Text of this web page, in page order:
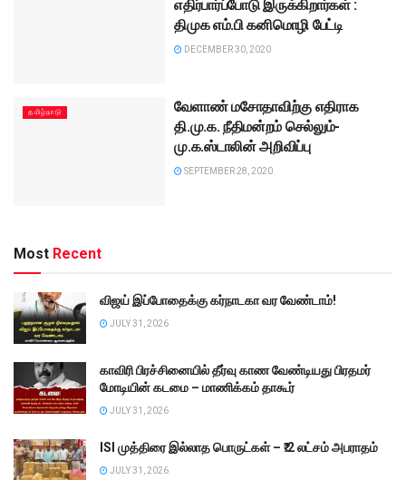
எதிர்பார்ப்போடு இருக்கிறார்கள் :
திமுக எம்.பி கனிமொழி பேட்டி
DECEMBER 30, 2020
தமிழ்நாடு
வேளாண் மசோதாவிற்கு எதிராக
தி.மு.க. நீதிமன்றம் செல்லும்-
மு.க.ஸ்டாலின் அறிவிப்பு
SEPTEMBER 28, 2020
Most Recent
விஜய் இப்போதைக்கு கர்நாடகா வர வேண்டாம்!
JULY 31, 2026
காவிரி பிரச்சினையில் தீர்வு காண வேண்டியது பிரதமர்
மோடியின் கடமை – மாணிக்கம் தாகூர்
JULY 31, 2026
ISI முத்திரை இல்லாத பொருட்கள் – ₹.2 லட்சம் அபராதம்
JULY 31, 2026